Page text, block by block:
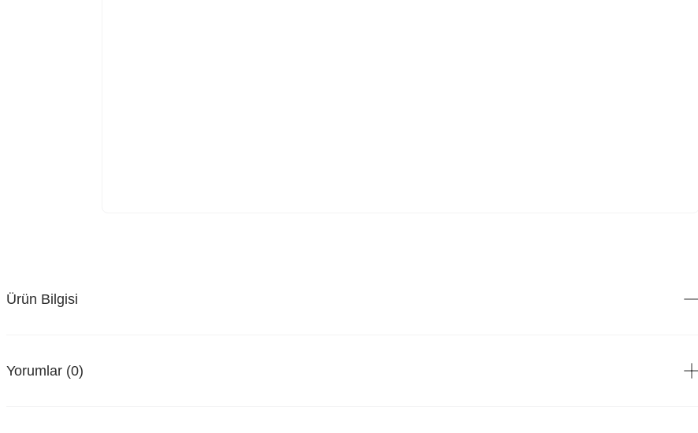
Ürün Bilgisi
Yorumlar (0)